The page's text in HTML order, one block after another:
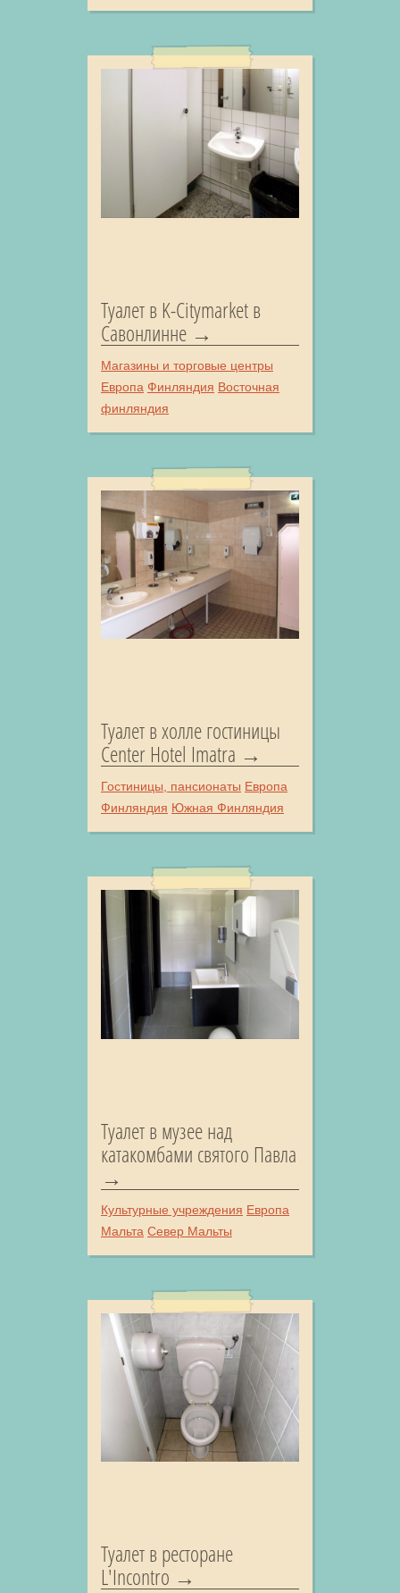
Туалет в K-Citymarket в
Савонлинне
Магазины и торговые центры
Европа Финляндия Восточная
финляндия
Туалет в холле гостиницы
Center Hotel Imatra
Гостиницы, пансионаты Европа
Финляндия Южная Финляндия
Туалет в музее над
катакомбами святого Павла
Культурные учреждения Европа
Мальта Север Мальты
Туалет в ресторане
L'Incontro